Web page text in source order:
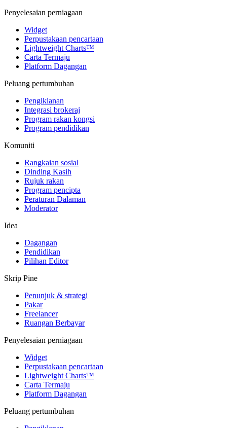
Penyelesaian perniagaan
Widget
Perpustakaan pencartaan
Lightweight Charts™
Carta Termaju
Platform Dagangan
Peluang pertumbuhan
Pengiklanan
Integrasi brokeraj
Program rakan kongsi
Program pendidikan
Komuniti
Rangkaian sosial
Dinding Kasih
Rujuk rakan
Program pencipta
Peraturan Dalaman
Moderator
Idea
Dagangan
Pendidikan
Pilihan Editor
Skrip Pine
Penunjuk & strategi
Pakar
Freelancer
Ruangan Berbayar
Penyelesaian perniagaan
Widget
Perpustakaan pencartaan
Lightweight Charts™
Carta Termaju
Platform Dagangan
Peluang pertumbuhan